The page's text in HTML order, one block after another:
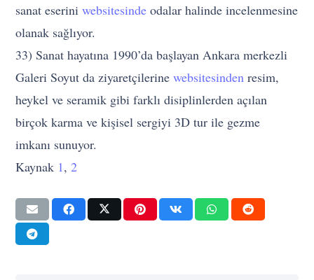
sanat eseriniwebsitesinde odalar halinde incelenmesine
olanak sağlıyor.
33) Sanat hayatına 1990’da başlayan Ankara merkezli
Galeri Soyut da ziyaretçilerinewebsitesinden resim,
heykel ve seramik gibi farklı disiplinlerden açılan
birçok karma ve kişisel sergiyi 3D tur ile gezme
imkanı sunuyor.
Kaynak 1,2